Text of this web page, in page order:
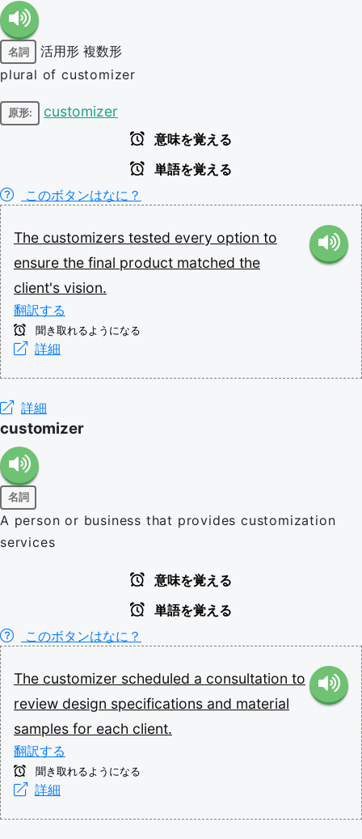
名詞 活用形 複数形
plural of customizer
原形: customizer
意味を覚える
単語を覚える
このボタンはなに？
The customizers tested every option to
ensure the final product matched the
client's vision.
翻訳する
聞き取れるようになる
詳細
詳細
customizer
名詞
A person or business that provides customization
services
意味を覚える
単語を覚える
このボタンはなに？
The customizer scheduled a consultation to
review design specifications and material
samples for each client.
翻訳する
聞き取れるようになる
詳細